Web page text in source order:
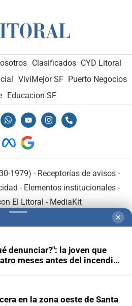
Clasificados CYD Litoral
VivíMejor SF Puerto Negocios
Educacion SF
1979) - Receptorías de avisos -
- Elementos institucionales-
El Litoral - MediaKit
con:
✕
denunciar?": la joven que
meses antes del incendio
en la zona oeste de Santa